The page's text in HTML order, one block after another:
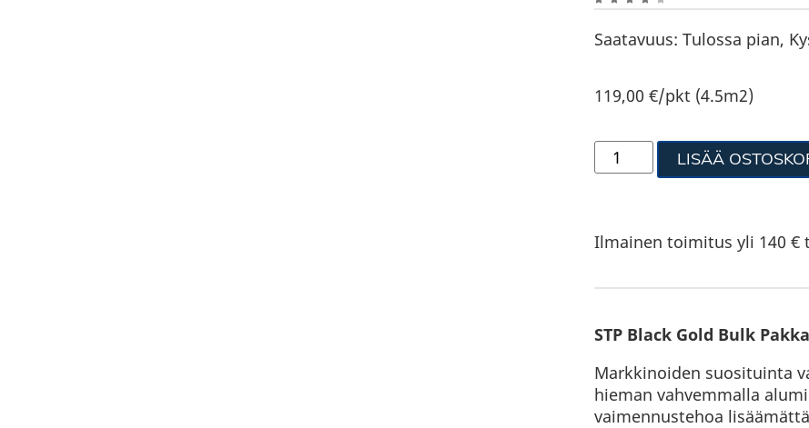
Saatavuus: Tulossa pian,
119,00 €/pkt (4.5m2)
LISÄÄ
Ilmainen toimitus yli 140 €
STP Black Gold Bulk
Markkinoiden suosituinta
hieman vahvemmalla
vaimennustehoa